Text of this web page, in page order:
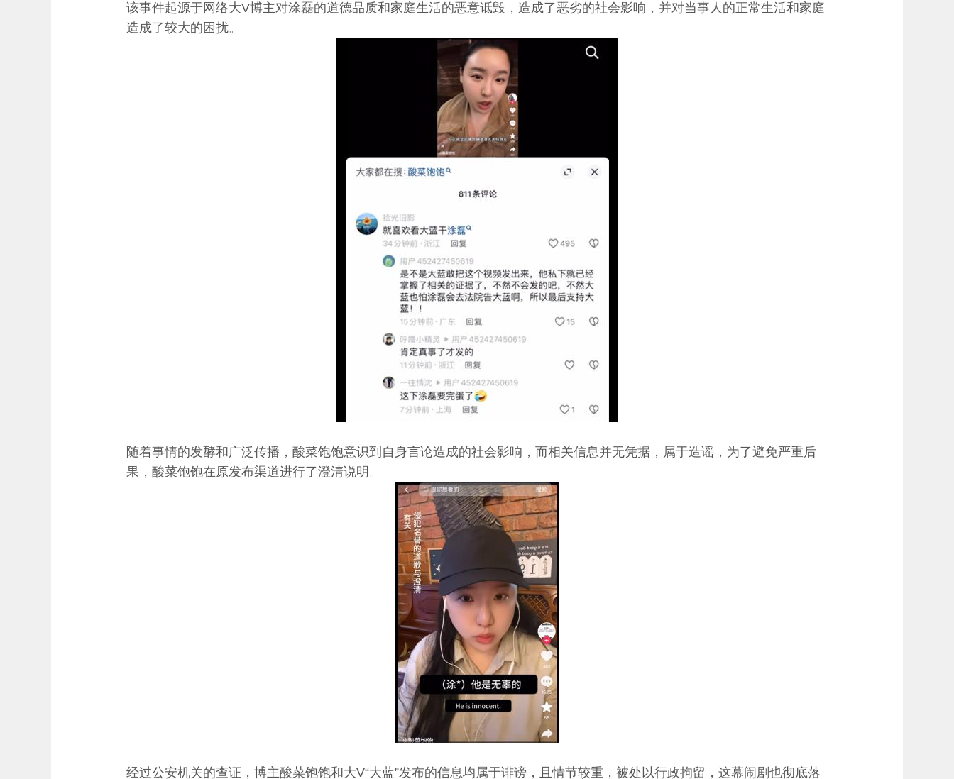
该事件起源于网络大V博主对涂磊的道德品质和家庭生活的恶意诋毁，造成了恶劣的社会影响，并对当事人的正常生活和家庭
造成了较大的困扰。
随着事情的发酵和广泛传播，酸菜饱饱意识到自身言论造成的社会影响，而相关信息并无凭据，属于造谣，为了避免严重后
果，酸菜饱饱在原发布渠道进行了澄清说明。
经过公安机关的查证，博主酸菜饱饱和大V“大蓝”发布的信息均属于诽谤，且情节较重，被处以行政拘留，这幕闹剧也彻底落